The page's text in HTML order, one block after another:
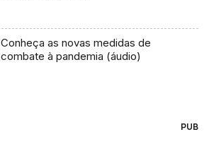
Conheça as novas medidas de
combate à pandemia (áudio)
PUB